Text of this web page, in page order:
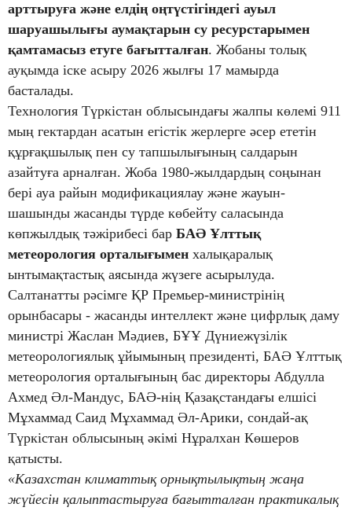
арттыруға және елдің оңтүстігіндегі ауыл
шаруашылығы аумақтарын су ресурстарымен
қамтамасыз етуге бағытталған. Жобаны толық
ауқымда іске асыру 2026 жылғы 17 мамырда
басталады.
Технология Түркістан облысындағы жалпы көлемі 911
мың гектардан асатын егістік жерлерге әсер ететін
құрғақшылық пен су тапшылығының салдарын
азайтуға арналған. Жоба 1980-жылдардың соңынан
бері ауа райын модификациялау және жауын-
шашынды жасанды түрде көбейту саласында
көпжылдық тәжірибесі бар БАӘ Ұлттық
метеорология орталығымен халықаралық
ынтымақтастық аясында жүзеге асырылуда.
Салтанатты рәсімге ҚР Премьер-министрінің
орынбасары - жасанды интеллект және цифрлық даму
министрі Жаслан Мәдиев, БҰҰ Дүниежүзілік
метеорологиялық ұйымының президенті, БАӘ Ұлттық
метеорология орталығының бас директоры Абдулла
Ахмед Әл-Мандус, БАӘ-нің Қазақстандағы елшісі
Мұхаммад Саид Мұхаммад Әл-Арики, сондай-ақ
Түркістан облысының әкімі Нұралхан Көшеров
қатысты.
«Казахстан климаттық орнықтылықтың жаңа
жүйесін қалыптастыруға бағытталған практикалық